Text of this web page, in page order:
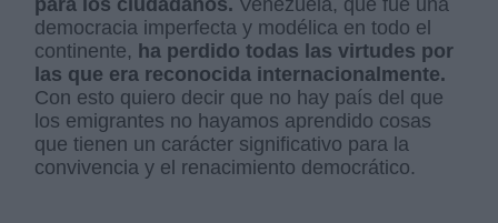
democracia imperfecta y modélica en todo el
continente, ha perdido todas las virtudes por
las que era reconocida internacionalmente.
Con esto quiero decir que no hay país del que
los emigrantes no hayamos aprendido cosas
que tienen un carácter significativo para la
convivencia y el renacimiento democrático.